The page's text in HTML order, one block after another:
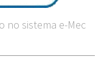
no sistema e-Mec